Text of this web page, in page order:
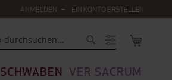
ANMELDEN EIN KONTO ERSTELLEN
SCHWABEN VER SACRUM